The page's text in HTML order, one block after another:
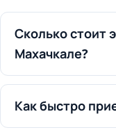
Сколько стоит
Махачкале?
Как быстро